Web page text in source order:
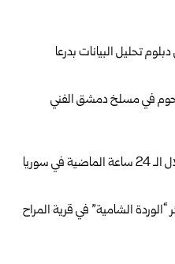
في مسلخ ‏دمشق الفني
الشامية” في قرية ‏المراح